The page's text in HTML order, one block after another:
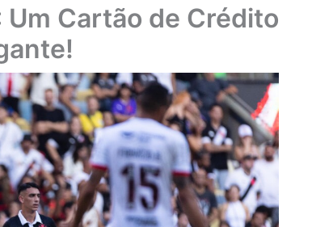
Um Cartão de Crédito